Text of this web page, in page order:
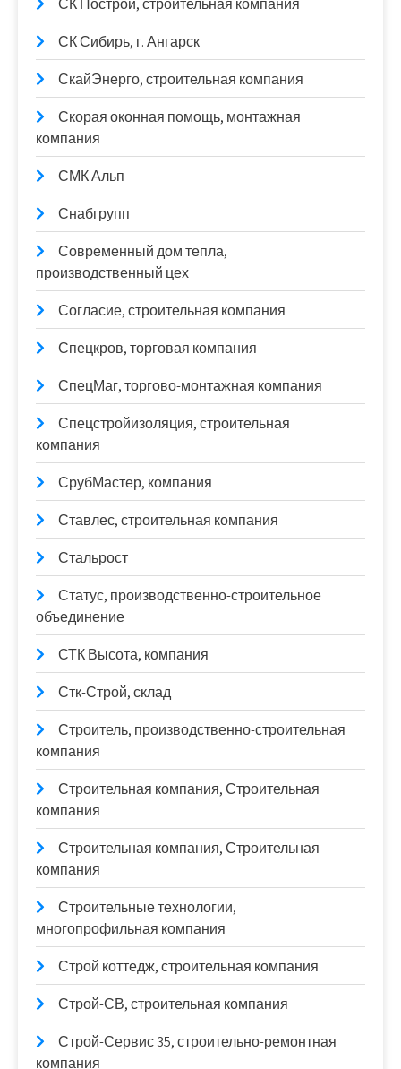
СК Построй, строительная компания
СК Сибирь, г. Ангарск
СкайЭнерго, строительная компания
Скорая оконная помощь, монтажная
компания
СМК Альп
Снабгрупп
Современный дом тепла,
производственный цех
Согласие, строительная компания
Спецкров, торговая компания
СпецМаг, торгово-монтажная компания
Спецстройизоляция, строительная
компания
СрубМастер, компания
Ставлес, строительная компания
Стальрост
Статус, производственно-строительное
объединение
СТК Высота, компания
Стк-Строй, склад
Строитель, производственно-строительная
компания
Строительная компания, Строительная
компания
Строительная компания, Строительная
компания
Строительные технологии,
многопрофильная компания
Строй коттедж, строительная компания
Строй-СВ, строительная компания
Строй-Сервис 35, строительно-ремонтная
компания